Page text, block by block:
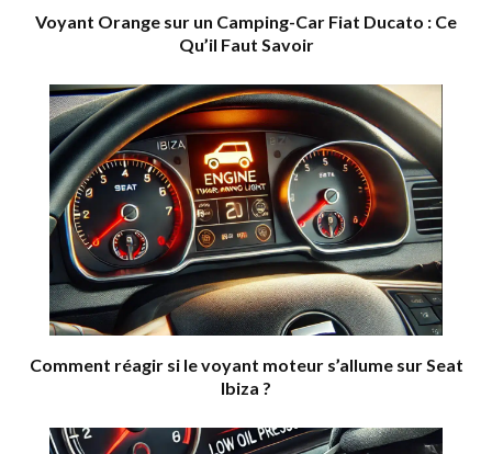
Voyant Orange sur un Camping-Car Fiat Ducato : Ce
Qu’il Faut Savoir
Comment réagir si le voyant moteur s’allume sur Seat
Ibiza ?